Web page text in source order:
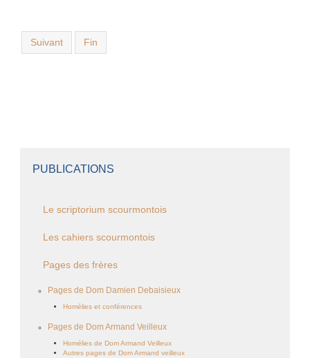
Suivant Fin
PUBLICATIONS
Le scriptorium scourmontois
Les cahiers scourmontois
Pages des frères
Pages de Dom Damien Debaisieux
Homélies et conférences
Pages de Dom Armand Veilleux
Homélies de Dom Armand Veilleux
Autres pages de Dom Armand veilleux